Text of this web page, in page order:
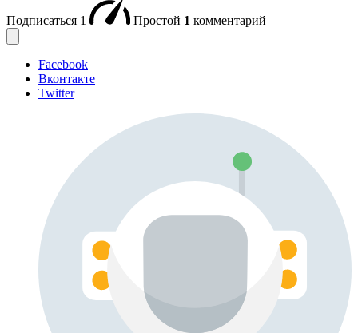
Подписаться 1 Простой 1 комментарий
Facebook
Вконтакте
Twitter